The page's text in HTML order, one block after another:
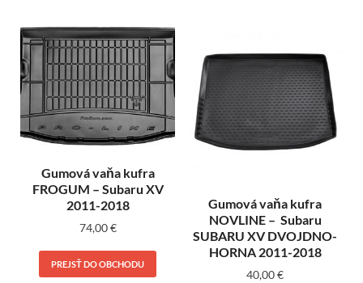
Gumová vaňa kufra
FROGUM – Subaru XV
2011-2018
74,00€
PREJSŤ DO OBCHODU
Gumová vaňa kufra
NOVLINE – Subaru
SUBARU XV DVOJDNO-
HORNA 2011-2018
40,00€